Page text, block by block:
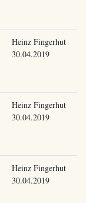
Heinz Fingerhut
30.04.2019
Heinz Fingerhut
30.04.2019
Heinz Fingerhut
30.04.2019